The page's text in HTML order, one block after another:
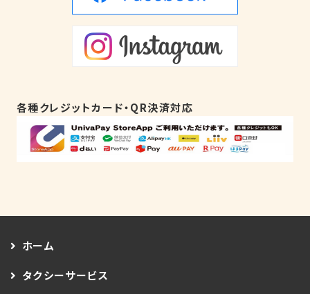
各種クレジットカード・QR決済対応
ホーム
タクシーサービス